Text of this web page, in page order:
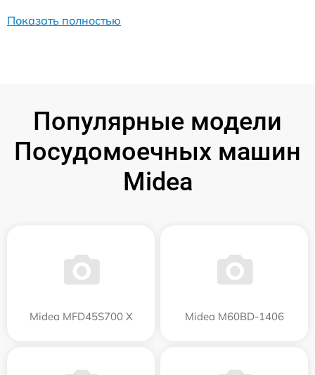
Показать полностью
Популярные модели
Посудомоечных машин
Midea
Midea MFD45S700 X Midea M60BD-1406